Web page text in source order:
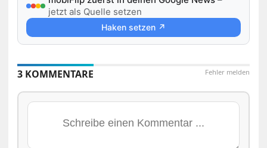
jetzt als Quelle setzen
Haken setzen ↗
Fehler melden
3 KOMMENTARE